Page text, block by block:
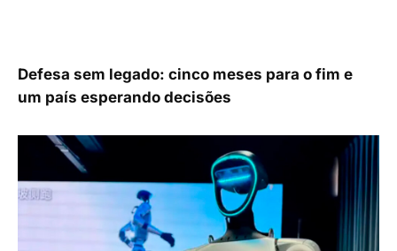
Defesa sem legado: cinco meses para o fim e
um país esperando decisões